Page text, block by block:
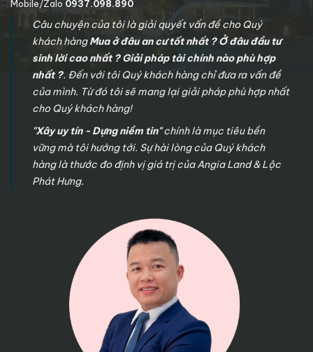
Mobile/Zalo 0937.098.890
Câu chuyện của tôi là giải quyết vấn đề cho Quý
khách hàngMua ở đâu an cư tốt nhất ? Ở đâu đầu tư
sinh lời cao nhất ? Giải pháp tài chính nào phù hợp
nhất ?. Đến với tôi Quý khách hàng chỉ đưa ra vấn đề
của mình. Từ đó tôi sẽ mang lại giải pháp phù hợp nhất
cho Quý khách hàng!
"Xây uy tín - Dựng niềm tin"chính là mục tiêu bền
vững mà tôi hướng tới. Sự hài lòng của Quý khách
hàng là thước đo định vị giá trị của Angia Land & Lộc
Phát Hưng.